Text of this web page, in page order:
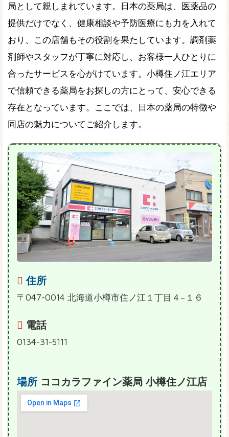
局として親しまれています。日本の薬局は、医薬品の
提供だけでなく、健康相談や予防医療にも力を入れて
おり、この店舗もその役割を果たしています。調剤薬
剤師やスタッフが丁寧に対応し、お客様一人ひとりに
合ったサービスを心がけています。小樽住ノ江エリア
で信頼できる薬局をお探しの方にとって、安心できる
存在となっています。ここでは、日本の薬局の特徴や
同店の魅力についてご紹介します。
住所
〒047-0014 北海道小樽市住ノ江１丁目４−１６
電話
0134-31-5111
場所 ココカラファイン薬局 小樽住ノ江店